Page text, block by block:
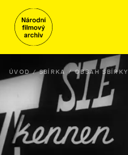
ÚVOD SBÍRKA OBSAH SBÍRKY